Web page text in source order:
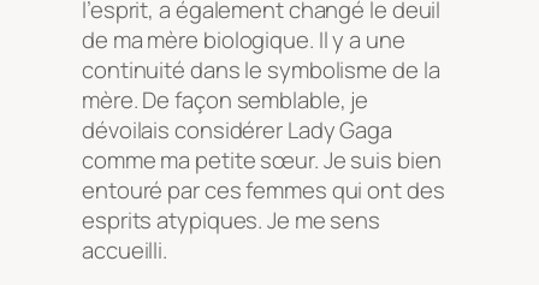
l’esprit, a également changé le deuil
de ma mère biologique. Il y a une
continuité dans le symbolisme de la
mère. De façon semblable, je
dévoilais considérer Lady Gaga
comme ma petite sœur. Je suis bien
entouré par ces femmes qui ont des
esprits atypiques. Je me sens
accueilli.